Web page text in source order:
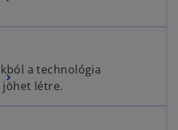
a technológia
jöhet létre.